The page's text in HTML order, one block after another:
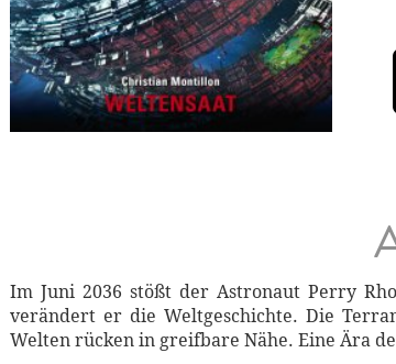
Im Juni 2036 stößt der Astronaut Perry
verändert er die Weltgeschichte. Die
Welten rücken in greifbare Nähe. Eine Ära